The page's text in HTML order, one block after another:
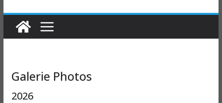
Galerie Photos
2026